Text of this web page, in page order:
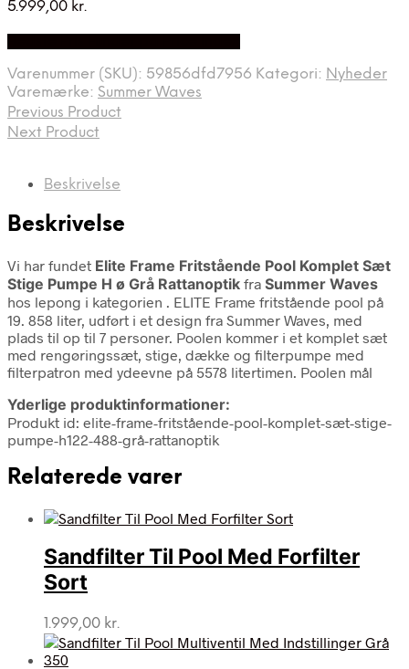
5.999,00 kr.
Varenummer (SKU): 59856dfd7956 Kategori: Nyheder
Varemærke: Summer Waves
Previous Product
Next Product
Beskrivelse
Beskrivelse
Vi har fundet Elite Frame Fritstående Pool Komplet Sæt
Stige Pumpe H ø Grå Rattanoptik fra Summer Waves
hos lepong i kategorien . ELITE Frame fritstående pool på
19. 858 liter, udført i et design fra Summer Waves, med
plads til op til 7 personer. Poolen kommer i et komplet sæt
med rengøringssæt, stige, dække og filterpumpe med
filterpatron med ydeevne på 5578 litertimen. Poolen mål
Yderlige produktinformationer:
Produkt id: elite-frame-fritstående-pool-komplet-sæt-stige-
pumpe-h122-488-grå-rattanoptik
Relaterede varer
Sandfilter Til Pool Med Forfilter
Sort
1.999,00 kr.